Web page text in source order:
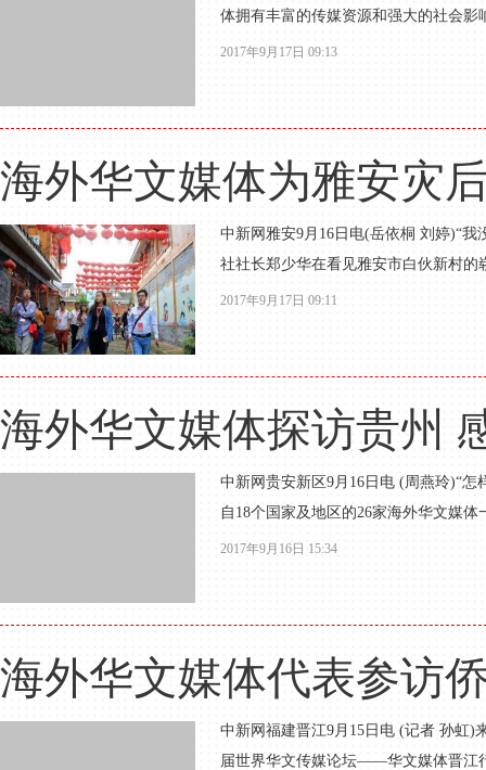
体拥有丰富的传媒资源和强大的社会
2017年9月17日 09:13
海外华文媒体为雅安灾
中新网雅安9月16日电(岳依桐 刘婷)“
社社长郑少华在看见雅安市白伙新村
2017年9月17日 09:11
海外华文媒体探访贵州
中新网贵安新区9月16日电 (周燕玲)“
自18个国家及地区的26家海外华文媒
2017年9月16日 15:34
海外华文媒体代表参访
中新网福建晋江9月15日电 (记者 孙虹)
届世界华文传媒论坛——华文媒体晋江